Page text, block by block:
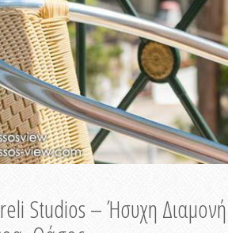
Studios – Ήσυχη